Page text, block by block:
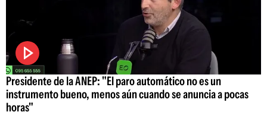
Presidente de la ANEP: "El paro automático no es un
instrumento bueno, menos aún cuando se anuncia a pocas
horas"